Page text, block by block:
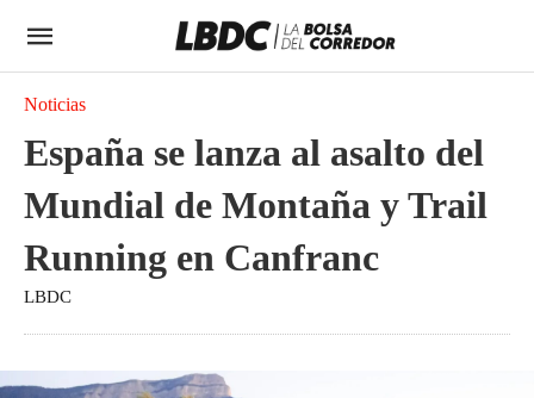
Noticias
España se lanza al asalto del
Mundial de Montaña y Trail
Running en Canfranc
LBDC